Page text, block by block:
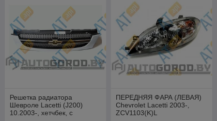
Решетка радиатора
Шевроле Lacetti (J200)
10.2003-, хетчбек, с
ПЕРЕДНЯЯ ФАРА (ЛЕВАЯ)
Chevrolet Lacetti 2003-,
ZCV1103(K)L